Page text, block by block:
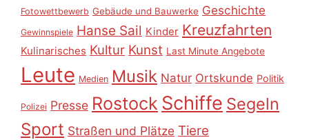
Fotowettbewerb Gebäude und Bauwerke Geschichte
Gewinnspiele Hanse Sail Kinder Kreuzfahrten
Kulinarisches Kultur Kunst Last Minute Angebote
Leute Medien Musik Natur Ortskunde Politik
Polizei Presse Rostock Schiffe Segeln
Sport Straßen und Plätze Tiere